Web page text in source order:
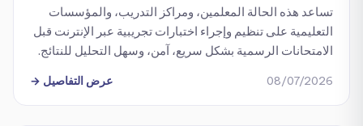
تساعد هذه الحالة المعلمين، ومراكز التدريب، والمؤسسات
التعليمية على تنظيم وإجراء اختبارات تجريبية عبر الإنترنت قبل
الامتحانات الرسمية بشكل سريع، آمن، وسهل التحليل للنتائج.
08/07/2026 عرض التفاصيل →